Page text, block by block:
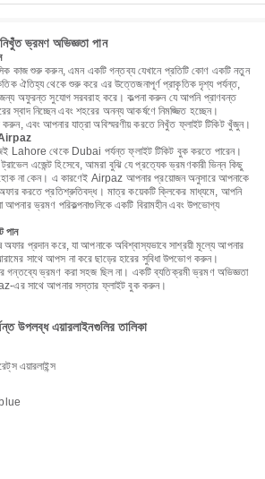
ভ্রমণ অভিজ্ঞতা পান
কাজ শুরু করুন, এমন একটি গন্তব্য যেখানে প্রতিটি কোণ একটি নতুন
ঐতিহ্য থেকে শুরু করে এর উত্তেজনাপূর্ণ প্রাকৃতিক দৃশ্য পর্যন্ত,
জন্য অফুরন্ত সুযোগ সরবরাহ করে। কল্পনা করুন যে আপনি প্রাণবন্ত
স্বাদ নিচ্ছেন এবং শহরের অনন্য আকর্ষণে নিমজ্জিত হচ্ছেন।
এবং আপনার যাত্রা অবিস্মরণীয় করতে নিখুঁত ফ্লাইট টিকিট খুঁজুন।
Airpaz
Lahore থেকে Dubai পর্যন্ত ফ্লাইট টিকিট বুক করতে পারেন।
এজেন্ট হিসেবে, আমরা বুঝি যে প্রত্যেক ভ্রমণকারী ভিন্ন কিছু
হোক না কেন। এ কারণেই Airpaz আপনার প্রয়োজন অনুসারে আপনাকে
করতে প্রতিশ্রুতিবদ্ধ। মাত্র কয়েকটি ক্লিকের মাধ্যমে, আপনি
আপনার ভ্রমণ পরিকল্পনাগুলিকে একটি বিরামহীন এবং উপভোগ্য
পান
প্রদান করে, যা আপনাকে অবিশ্বাস্যভাবে সাশ্রয়ী মূল্যে আপনার
সাথে আপস না করে ছাড়ের হারের সুবিধা উপভোগ করুন।
ভ্রমণ করা সহজ ছিল না। একটি ব্যতিক্রমী ভ্রমণ অভিজ্ঞতা
এর সাথে আপনার সস্তার ফ্লাইট বুক করুন।
এয়ারলাইনগুলির তালিকা
এয়ারলাইন্স